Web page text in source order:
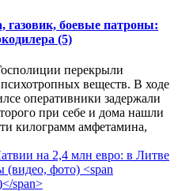
боевые патроны:
(5)
перекрыли
веществ. В ходе
оперативники задержали
при себе и дома нашли
килограмм амфетамина,